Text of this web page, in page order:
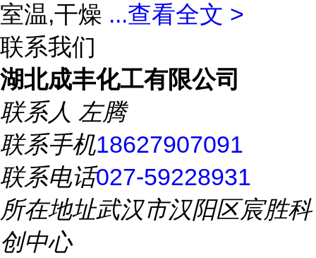
室温,干燥 ...查看全文 >
联系我们
湖北成丰化工有限公司
联系人 左腾
联系手机18627907091
联系电话027-59228931
所在地址武汉市汉阳区宸胜科
创中心